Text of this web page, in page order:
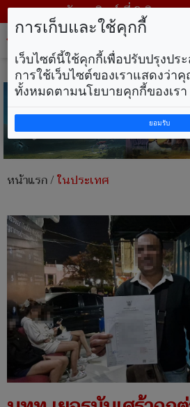
วันอาทิตย์ ที่ 9 สิงหาค
หน้าแรก/ในประเทศ
การเก็บและใช้คุกกี้
เว็บไซต์นี้ใช้คุกกี้เพื่อปรับปรุงปร
การใช้เว็บไซต์ของเราแสดงว่
ทั้งหมดตามนโยบายคุกกี้ของเรา
ยอมรับ